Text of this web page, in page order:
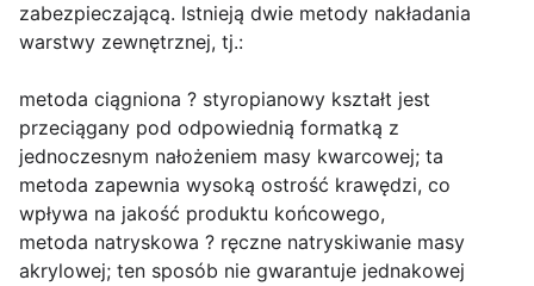
zabezpieczającą. Istnieją dwie metody nakładania
warstwy zewnętrznej, tj.:
metoda ciągniona ? styropianowy kształt jest
przeciągany pod odpowiednią formatką z
jednoczesnym nałożeniem masy kwarcowej; ta
metoda zapewnia wysoką ostrość krawędzi, co
wpływa na jakość produktu końcowego,
metoda natryskowa ? ręczne natryskiwanie masy
akrylowej; ten sposób nie gwarantuje jednakowej